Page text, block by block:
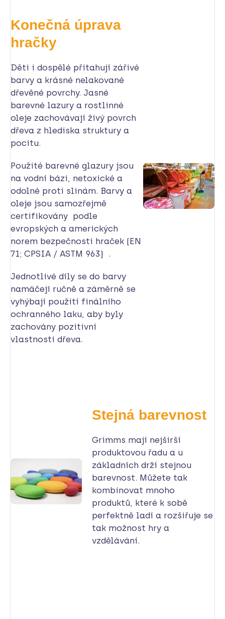
Konečná úprava
hračky
Děti i dospělé přitahují zářivé
barvy a krásné nelakované
dřevěné povrchy. Jasné
barevné lazury a rostlinné
oleje zachovávají živý povrch
dřeva z hlediska struktury a
pocitu.
Použité barevné glazury jsou
na vodní bázi, netoxické a
odolné proti slinám. Barvy a
oleje jsou samozřejmě
certifikovány podle
evropských a amerických
norem bezpečnosti hraček (EN
71; CPSIA / ASTM 963) .
Jednotlivé díly se do barvy
namáčejí ručně a záměrně se
vyhýbají použití finálního
ochranného laku, aby byly
zachovány pozitivní
vlastnosti dřeva.
Stejná barevnost
Grimms mají nejširší
produktovou řadu a u
základních drží stejnou
barevnost. Můžete tak
kombinovat mnoho
produktů, které k sobě
perfektně ladí a rozšiřuje se
tak možnost hry a
vzdělávání.